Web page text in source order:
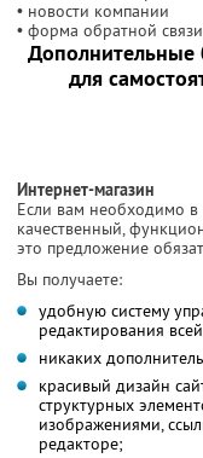
• новости компании
• форма обратной
Дополнительные
для
Интернет-магазин
Если вам необходимо в
качественный,
это предложение
Вы получаете:
удобную систему
редактирования
никаких
красивый дизайн
структурных
изображениями,
редакторе;